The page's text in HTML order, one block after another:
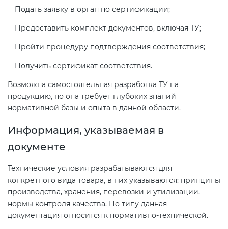
Подать заявку в орган по сертификации;
Предоставить комплект документов, включая ТУ;
Пройти процедуру подтверждения соответствия;
Получить сертификат соответствия.
Возможна самостоятельная разработка ТУ на
продукцию, но она требует глубоких знаний
нормативной базы и опыта в данной области.
Информация, указываемая в
документе
Технические условия разрабатываются для
конкретного вида товара, в них указываются: принципы
производства, хранения, перевозки и утилизации,
нормы контроля качества. По типу данная
документация относится к нормативно-технической.